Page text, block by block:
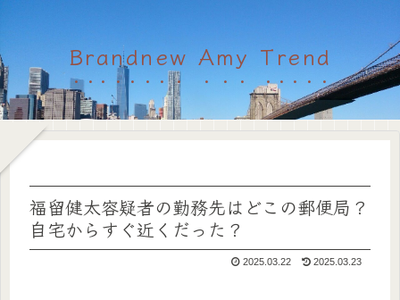
Brandnew Amy Trend
福留健太容疑者の勤務先はどこの郵便局？
自宅からすぐ近くだった？
2025.03.22 2025.03.23